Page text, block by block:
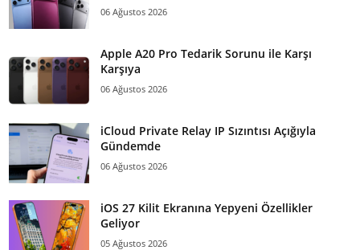
06 Ağustos 2026
Apple A20 Pro Tedarik Sorunu ile Karşı
Karşıya
06 Ağustos 2026
iCloud Private Relay IP Sızıntısı Açığıyla
Gündemde
06 Ağustos 2026
iOS 27 Kilit Ekranına Yepyeni Özellikler
Geliyor
05 Ağustos 2026